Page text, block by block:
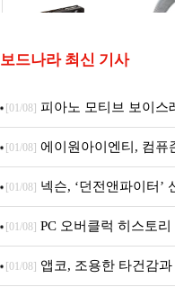
보드나라 최신 기사
[01/08] 피아노 모티브 보이스
출시
[01/08] 에이원아이엔티, 컴퓨
음.ZIP' 이벤트 진행
[01/08] 넥슨, ‘던전앤파이터’
데이트!
[01/08] PC 오버클럭 히스토
특집(1-4편)
[01/08] 앱코, 조용한 타건감